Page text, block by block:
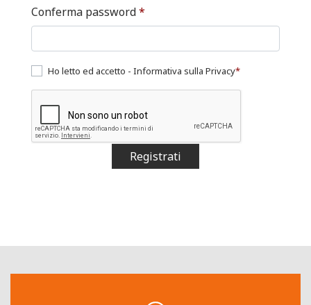
Conferma password*
Ho letto ed accetto - Informativa sulla Privacy*